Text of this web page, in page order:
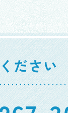
ださい